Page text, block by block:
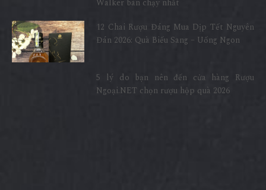
Walker bán chạy nhất
12 Chai Rượu Đáng Mua Dịp Tết Nguyên
Đán 2026: Quà Biếu Sang – Uống Ngon
5 lý do bạn nên đến cửa hàng Rượu
Ngoại.NET chọn rượu hộp quà 2026